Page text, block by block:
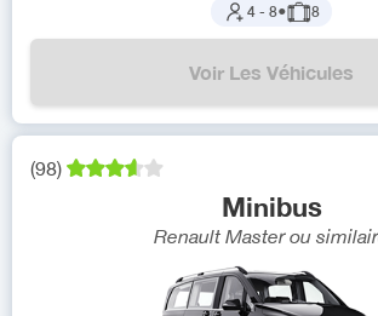
4 - 8● 8
Voir Les Véhicules
(98)
Minibus
Renault Master ou